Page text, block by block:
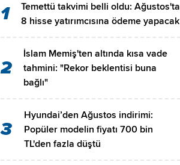
1
Temettü takvimi belli oldu: Ağustos'ta
8 hisse yatırımcısına ödeme yapacak
2
İslam Memiş'ten altında kısa vade
tahmini: "Rekor beklentisi buna
bağlı"
3
Hyundai’den Ağustos indirimi:
Popüler modelin fiyatı 700 bin
TL'den fazla düştü